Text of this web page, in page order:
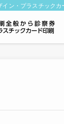
ン・プラスチック